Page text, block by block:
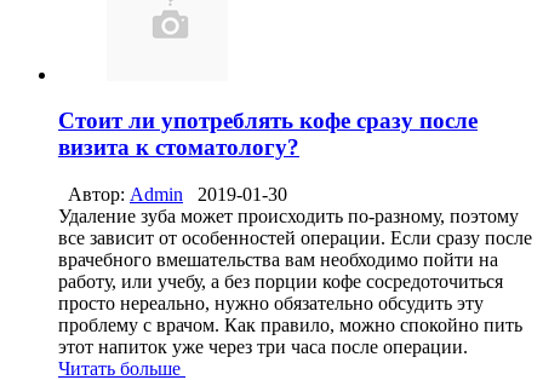
Стоит ли употреблять кофе сразу после
визита к стоматологу?
Автор: Admin
2019-01-30
Удаление зуба может происходить по-разному, поэтому
все зависит от особенностей операции. Если сразу после
врачебного вмешательства вам необходимо пойти на
работу, или учебу, а без порции кофе сосредоточиться
просто нереально, нужно обязательно обсудить эту
проблему с врачом. Как правило, можно спокойно пить
этот напиток уже через три часа после операции.
Читать больше